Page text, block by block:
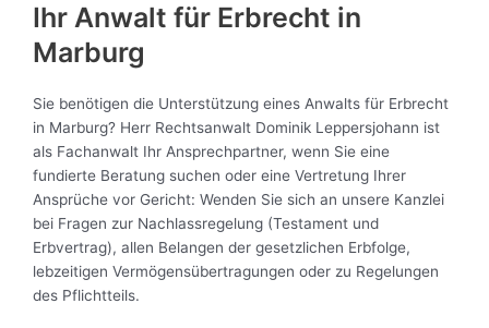
Ihr Anwalt für Erbrecht in
Marburg
Sie benötigen die Unterstützung eines Anwalts für Erbrecht
in Marburg? Herr Rechtsanwalt Dominik Leppersjohann ist
als Fachanwalt Ihr Ansprechpartner, wenn Sie eine
fundierte Beratung suchen oder eine Vertretung Ihrer
Ansprüche vor Gericht: Wenden Sie sich an unsere Kanzlei
bei Fragen zur Nachlassregelung (Testament und
Erbvertrag), allen Belangen der gesetzlichen Erbfolge,
lebzeitigen Vermögensübertragungen oder zu Regelungen
des Pflichtteils.